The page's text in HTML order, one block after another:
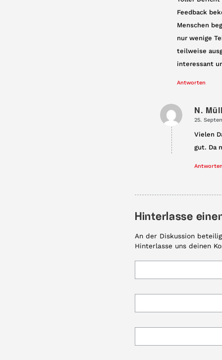
Feedback
Menschen
nur wenige
teilweise
interessant
Antworten
N.
sagte:
25.
Vielen
gut. Da
Antworten
Hinterlasse
An der Diskussion
Hinterlasse uns deinen